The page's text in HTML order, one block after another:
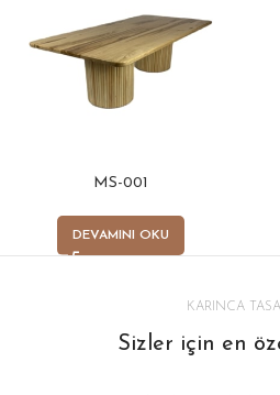
MS-001
DEVAMINI OKU
KARINCA
Sizler için en